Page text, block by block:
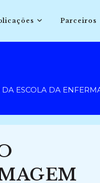
Parceiros
ESCOLA DA